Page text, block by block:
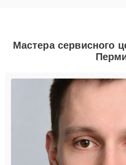
Мастера сервисного